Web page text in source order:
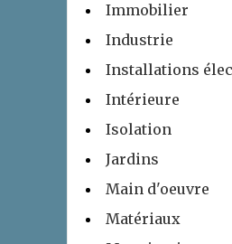
Immobilier
Industrie
Installations
Intérieure
Isolation
Jardins
Main d'oeuvre
Matériaux